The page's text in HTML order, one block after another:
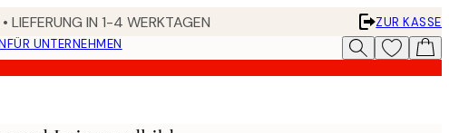
LIEFERUNG IN 1-4 WERKTAGEN
ZUR KASSE
FÜR UNTERNEHMEN